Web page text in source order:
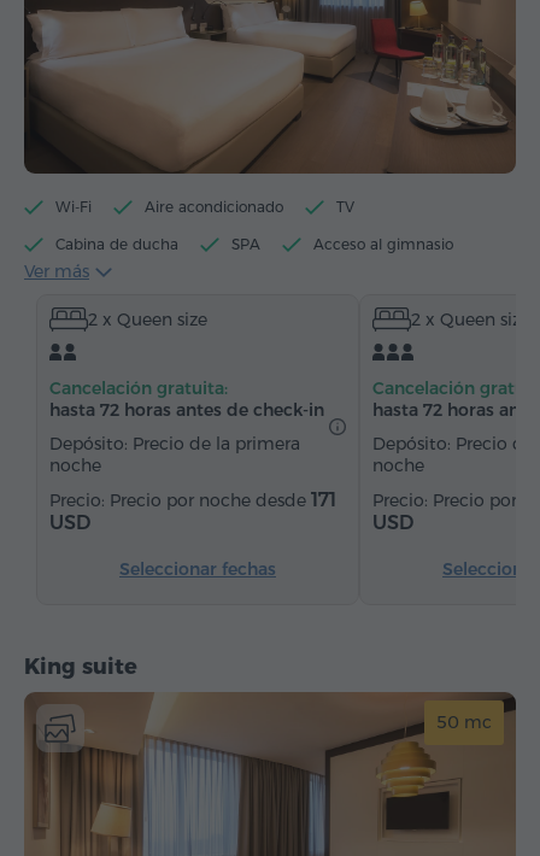
Wi-Fi Aire acondicionado TV
Cabina de ducha SPA Acceso al gimnasio
Acceso a la sauna
Hervidor eléctrico Artículos de tocador Toallas
Allbornoz Secador de pelo
Bidé Calefacción Armario/Guardarropa
Caja de caudales
Alarma
Lámpara de noche Canales de satélite
Plancha con tabla
Ver más
2 x Queen size
Cancelación gratuita:
hasta 72 horas antes de check-in
Depósito: Precio de la primera
noche
Precio por noche desde 171
USD
Seleccionar fechas
2 x Queen size
Cancelación
hasta 72 horas
Depósito: Precio
noche
Precio por
USD
King suite
50 mc